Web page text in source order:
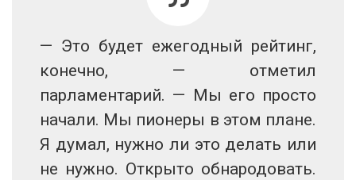
— Это будет ежегодный рейтинг,
конечно, — отметил
парламентарий. — Мы его просто
начали. Мы пионеры в этом плане.
Я думал, нужно ли это делать или
не нужно. Открыто обнародовать.